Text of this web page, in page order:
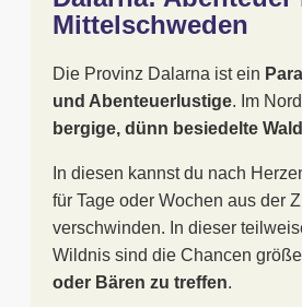
Mittelschweden
Die Provinz Dalarna ist ein
und Abenteuerlustige. Im
bergige, dünn besiedelte
In diesen kannst du nach
für Tage oder Wochen aus der
verschwinden. In dieser
Wildnis sind die Chancen
oder Bären zu treffen.